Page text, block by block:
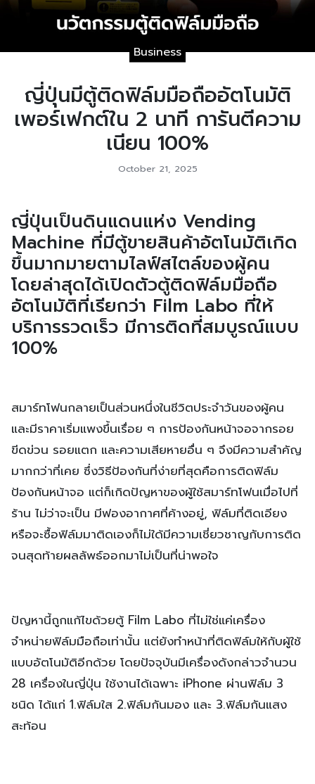
Business
ญี่ปุ่นมีตู้ติดฟิล์มมือถืออัตโนมัติ
เพอร์เฟกต์ใน 2 นาที การันตีความ
เนียน 100%
October 21, 2025
ญี่ปุ่นเป็นดินแดนแห่ง Vending
Machine ที่มีตู้ขายสินค้าอัตโนมัติเกิด
ขึ้นมากมายตามไลฟ์สไตล์ของผู้คน
โดยล่าสุดได้เปิดตัวตู้ติดฟิล์มมือถือ
อัตโนมัติที่เรียกว่า Film Labo ที่ให้
บริการรวดเร็ว มีการติดที่สมบูรณ์แบบ
100%
สมาร์ทโฟนกลายเป็นส่วนหนึ่งในชีวิตประจำวันของผู้คน
และมีราคาเริ่มแพงขึ้นเรื่อย ๆ การป้องกันหน้าจอจากรอย
ขีดข่วน รอยแตก และความเสียหายอื่น ๆ จึงมีความสำคัญ
มากกว่าที่เคย ซึ่งวิธีป้องกันที่ง่ายที่สุดคือการติดฟิล์ม
ป้องกันหน้าจอ แต่ก็เกิดปัญหาของผู้ใช้สมาร์ทโฟนเมื่อไปที่
ร้าน ไม่ว่าจะเป็น มีฟองอากาศที่ค้างอยู่, ฟิล์มที่ติดเอียง
หรือจะซื้อฟิล์มมาติดเองก็ไม่ใด้มีความเชี่ยวชาญกับการติด
จนสุดท้ายผลลัพธ์ออกมาไม่เป็นที่น่าพอใจ
ปัญหานี้ถูกแก้ไขด้วยตู้ Film Labo ที่ไม่ใช่แค่เครื่อง
จำหน่ายฟิล์มมือถือเท่านั้น แต่ยังทำหน้าที่ติดฟิล์มให้กับผู้ใช้
แบบอัตโนมัติอีกด้วย โดยปัจจุบันมีเครื่องดังกล่าวจำนวน
28 เครื่องในญี่ปุ่น ใช้งานได้เฉพาะ iPhone ผ่านฟิล์ม 3
ชนิด ได้แก่ 1.ฟิล์มใส 2.ฟิล์มกันมอง และ 3.ฟิล์มกันแสง
สะท้อน